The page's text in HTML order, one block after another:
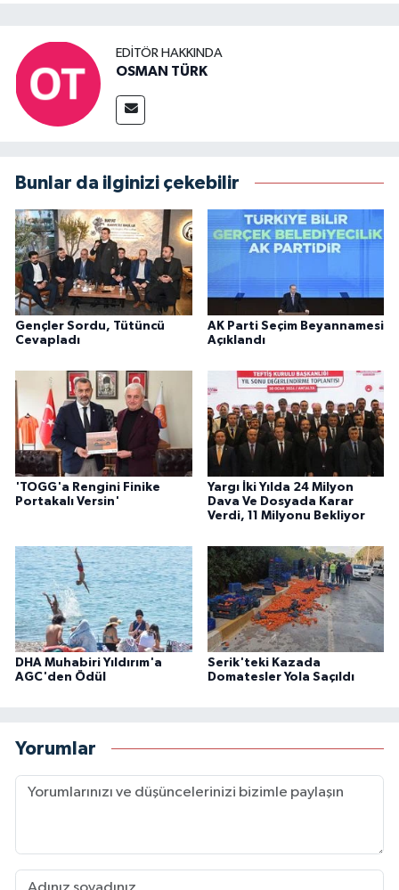
EDITÖR HAKKINDA
OSMAN TÜRK
Bunlar da ilginizi çekebilir
Gençler Sordu, Tütüncü
Cevapladı
AK Parti Seçim Beyannamesi
Açıklandı
'TOGG'a Rengini Finike
Portakalı Versin'
Yargı İki Yılda 24 Milyon
Dava Ve Dosyada Karar
Verdi, 11 Milyonu Bekliyor
DHA Muhabiri Yıldırım'a
AGC'den Ödül
Serik'teki Kazada
Domatesler Yola Saçıldı
Yorumlar